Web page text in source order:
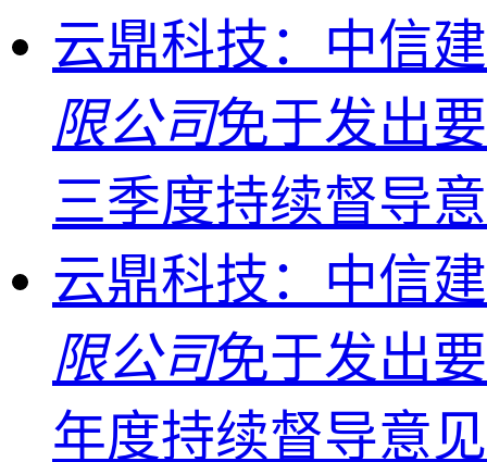
云鼎科技：中信
限公司免于发出
三季度持续督导
云鼎科技：中信
限公司免于发出
年度持续督导意